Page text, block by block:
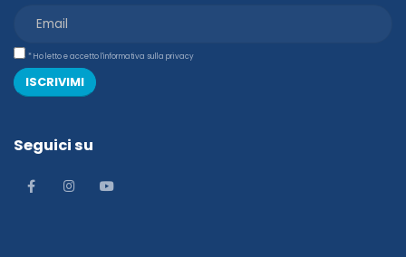
* Ho letto e accetto l'informativa sulla privacy
ISCRIVIMI
Seguici su